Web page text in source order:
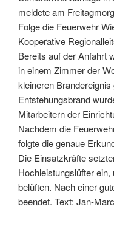
meldete am
Folge die Feuerwehr
Kooperative
Bereits auf der Anfahrt
in einem Zimmer der
kleineren
Entstehungsbrand
Mitarbeitern der
Nachdem die
folgte die genaue
Die Einsatzkräfte
Hochleistungslüfter
belüften. Nach einer
beendet. Text: Jan-